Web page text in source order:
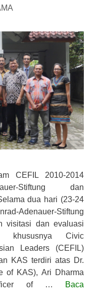
CEFIL 2010-2014
Stiftung dan
dua hari (23-24
Adenauer-Stiftung
visitasi dan evaluasi
khususnya Civic
Leaders (CEFIL)
KAS terdiri atas Dr.
of KAS), Ari Dharma
Officer of …
Baca